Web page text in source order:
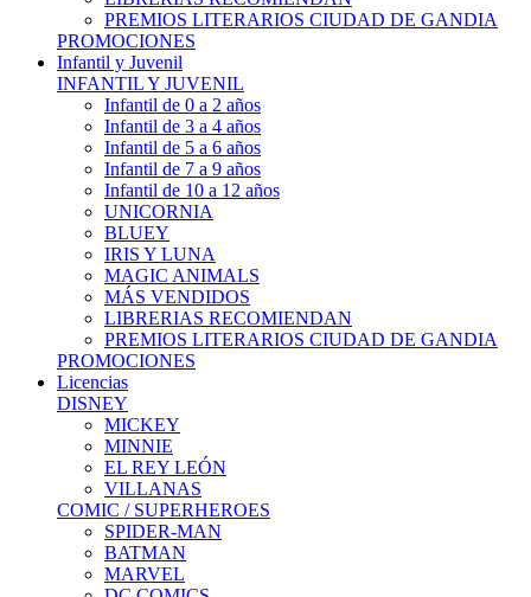
PREMIOS LITERARIOS CIUDAD DE GANDIA
PROMOCIONES
Infantil y Juvenil
INFANTIL Y JUVENIL
Infantil de 0 a 2 años
Infantil de 3 a 4 años
Infantil de 5 a 6 años
Infantil de 7 a 9 años
Infantil de 10 a 12 años
UNICORNIA
BLUEY
IRIS Y LUNA
MAGIC ANIMALS
MÁS VENDIDOS
LIBRERIAS RECOMIENDAN
PREMIOS LITERARIOS CIUDAD DE GANDIA
PROMOCIONES
Licencias
DISNEY
MICKEY
MINNIE
EL REY LEÓN
VILLANAS
COMIC / SUPERHEROES
SPIDER-MAN
BATMAN
MARVEL